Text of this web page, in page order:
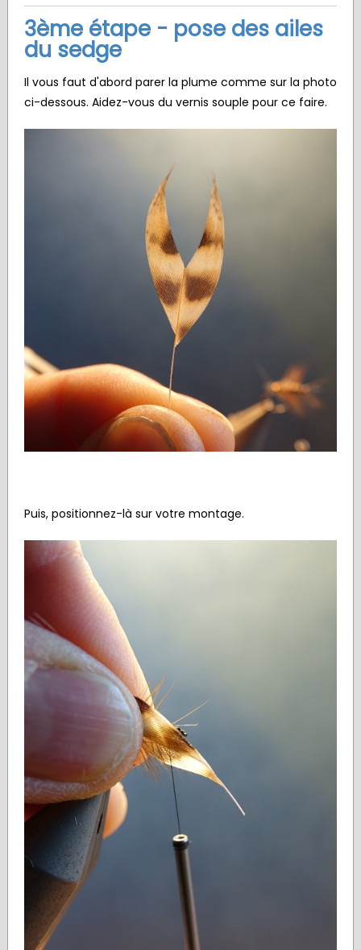
3ème étape - pose des ailes
du sedge
Il vous faut d'abord parer la plume comme sur la photo
ci-dessous. Aidez-vous du vernis souple pour ce faire.
Puis, positionnez-là sur votre montage.